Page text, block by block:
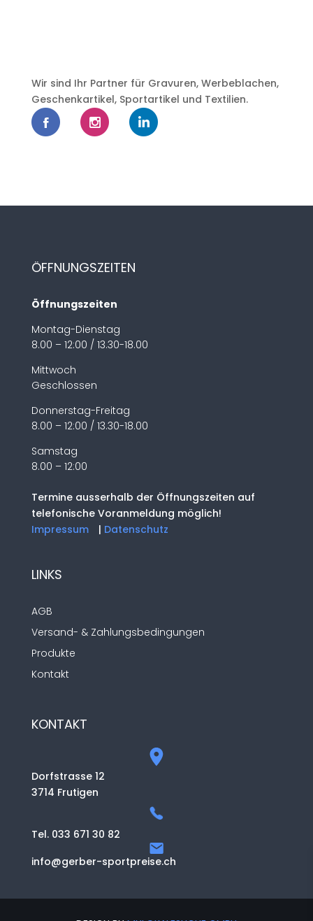
Wir sind Ihr Partner für Gravuren, Werbeblachen,
Geschenkartikel, Sportartikel und Textilien.
ÖFFNUNGSZEITEN
Öffnungszeiten
Montag-Dienstag
8.00 – 12:00 / 13.30-18.00
Mittwoch
Geschlossen
Donnerstag-Freitag
8.00 – 12:00 / 13.30-18.00
Samstag
8.00 – 12:00
Termine ausserhalb der Öffnungszeiten auf
telefonische Voranmeldung möglich!
Impressum
| Datenschutz
LINKS
AGB
Versand- & Zahlungsbedingungen
Produkte
Kontakt
KONTAKT
Dorfstrasse 12
3714 Frutigen
Tel. 033 671 30 82
info@gerber-sportpreise.ch